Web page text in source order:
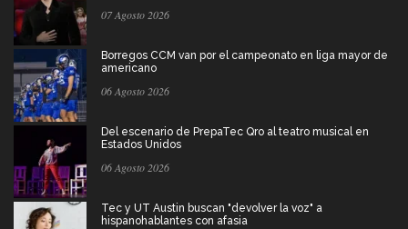
07 Agosto 2026
Borregos CCM van por el campeonato en liga mayor de
americano
06 Agosto 2026
Del escenario de PrepaTec Qro al teatro musical en
Estados Unidos
06 Agosto 2026
Tec y UT Austin buscan "devolver la voz" a
hispanohablantes con afasia